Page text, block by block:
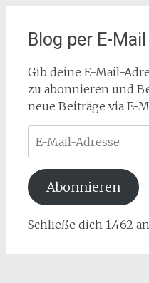
Blog per E-
Gib deine E-Mail-
zu abonnieren und
neue Beiträge via E-
Mail-
Adresse
Abonnieren
Schließe dich 1.462